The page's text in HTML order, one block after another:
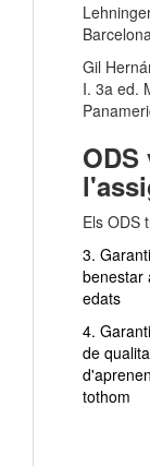
Gil
I. 3a ed.
Els ODS
3.
benestar
edats
4.
de
tothom